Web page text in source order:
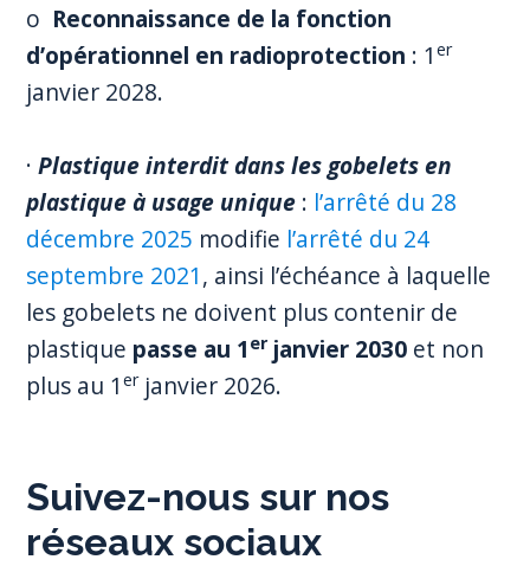
o Reconnaissance de la fonction
d’opérationnel en radioprotection : 1er
janvier 2028.
·Plastique interdit dans les gobelets en
plastique à usage unique : l’arrêté du 28
décembre 2025 modifie l’arrêté du 24
septembre 2021, ainsi l’échéance à laquelle
les gobelets ne doivent plus contenir de
plastique passe au 1 erjanvier 2030 et non
plus au 1erjanvier 2026.
Suivez-nous sur nos
réseaux sociaux